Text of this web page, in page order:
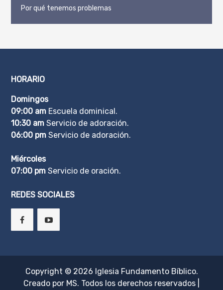
Por qué tenemos problemas
HORARIO
Domingos
09:00 am Escuela dominical.
10:30 am Servicio de adoración.
06:00 pm Servicio de adoración.
Miércoles
07:00 pm Servicio de oración.
REDES SOCIALES
Copyright © 2026 Iglesia Fundamento Bíblico.
Creado por MS. Todos los derechos reservados